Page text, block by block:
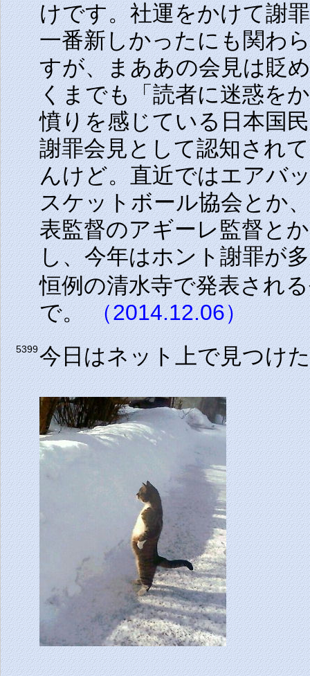
けです。社運をかけて謝
一番新しかったにも関わ
すが、まああの会見は貶
くまでも「読者に迷惑を
憤りを感じている日本国
謝罪会見として認知され
んけど。直近ではエアバ
スケットボール協会とか
表監督のアギーレ監督と
し、今年はホント謝罪が
恒例の清水寺で発表され
で。（2014.12.06）
5399今日はネット上で見つけ